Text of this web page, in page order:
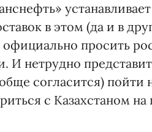
в этом (да и в
просить
И нетрудно
согласится)
с Казахстаном